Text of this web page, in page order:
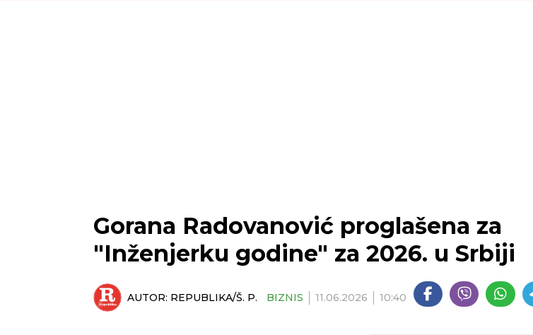
Gorana Radovanović proglašena za
"Inženjerku godine" za 2026. u Srbiji
AUTOR: REPUBLIKA/Š. P. BIZNIS 11.06.2026 10:40